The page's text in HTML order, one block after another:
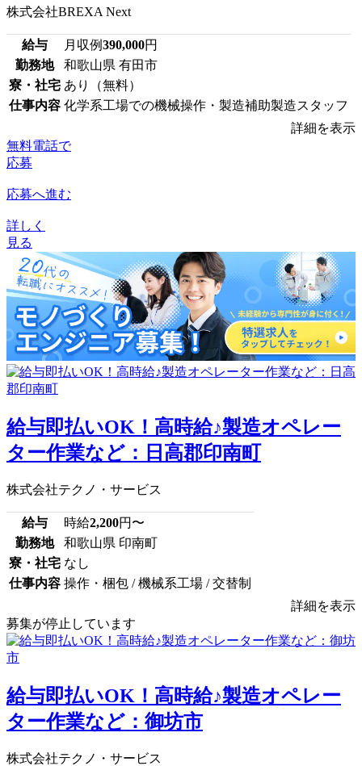
株式会社BREXA Next
給与 月収例390,000円
勤務地
和歌山県 有田市
寮・社宅 あり（無料）
仕事内容 化学系工場での機械操作・製造補助製造スタッフ
詳細を表示
無料電話で
応募
応募へ進む
詳しく
見る
給与即払いOK！高時給♪製造オペレー
ター作業など：日高郡印南町
株式会社テクノ・サービス
給与 時給2,200円〜
勤務地
和歌山県 印南町
寮・社宅 なし
仕事内容 操作・梱包 / 機械系工場 / 交替制
詳細を表示
募集が停止しています
給与即払いOK！高時給♪製造オペレー
ター作業など：御坊市
株式会社テクノ・サービス